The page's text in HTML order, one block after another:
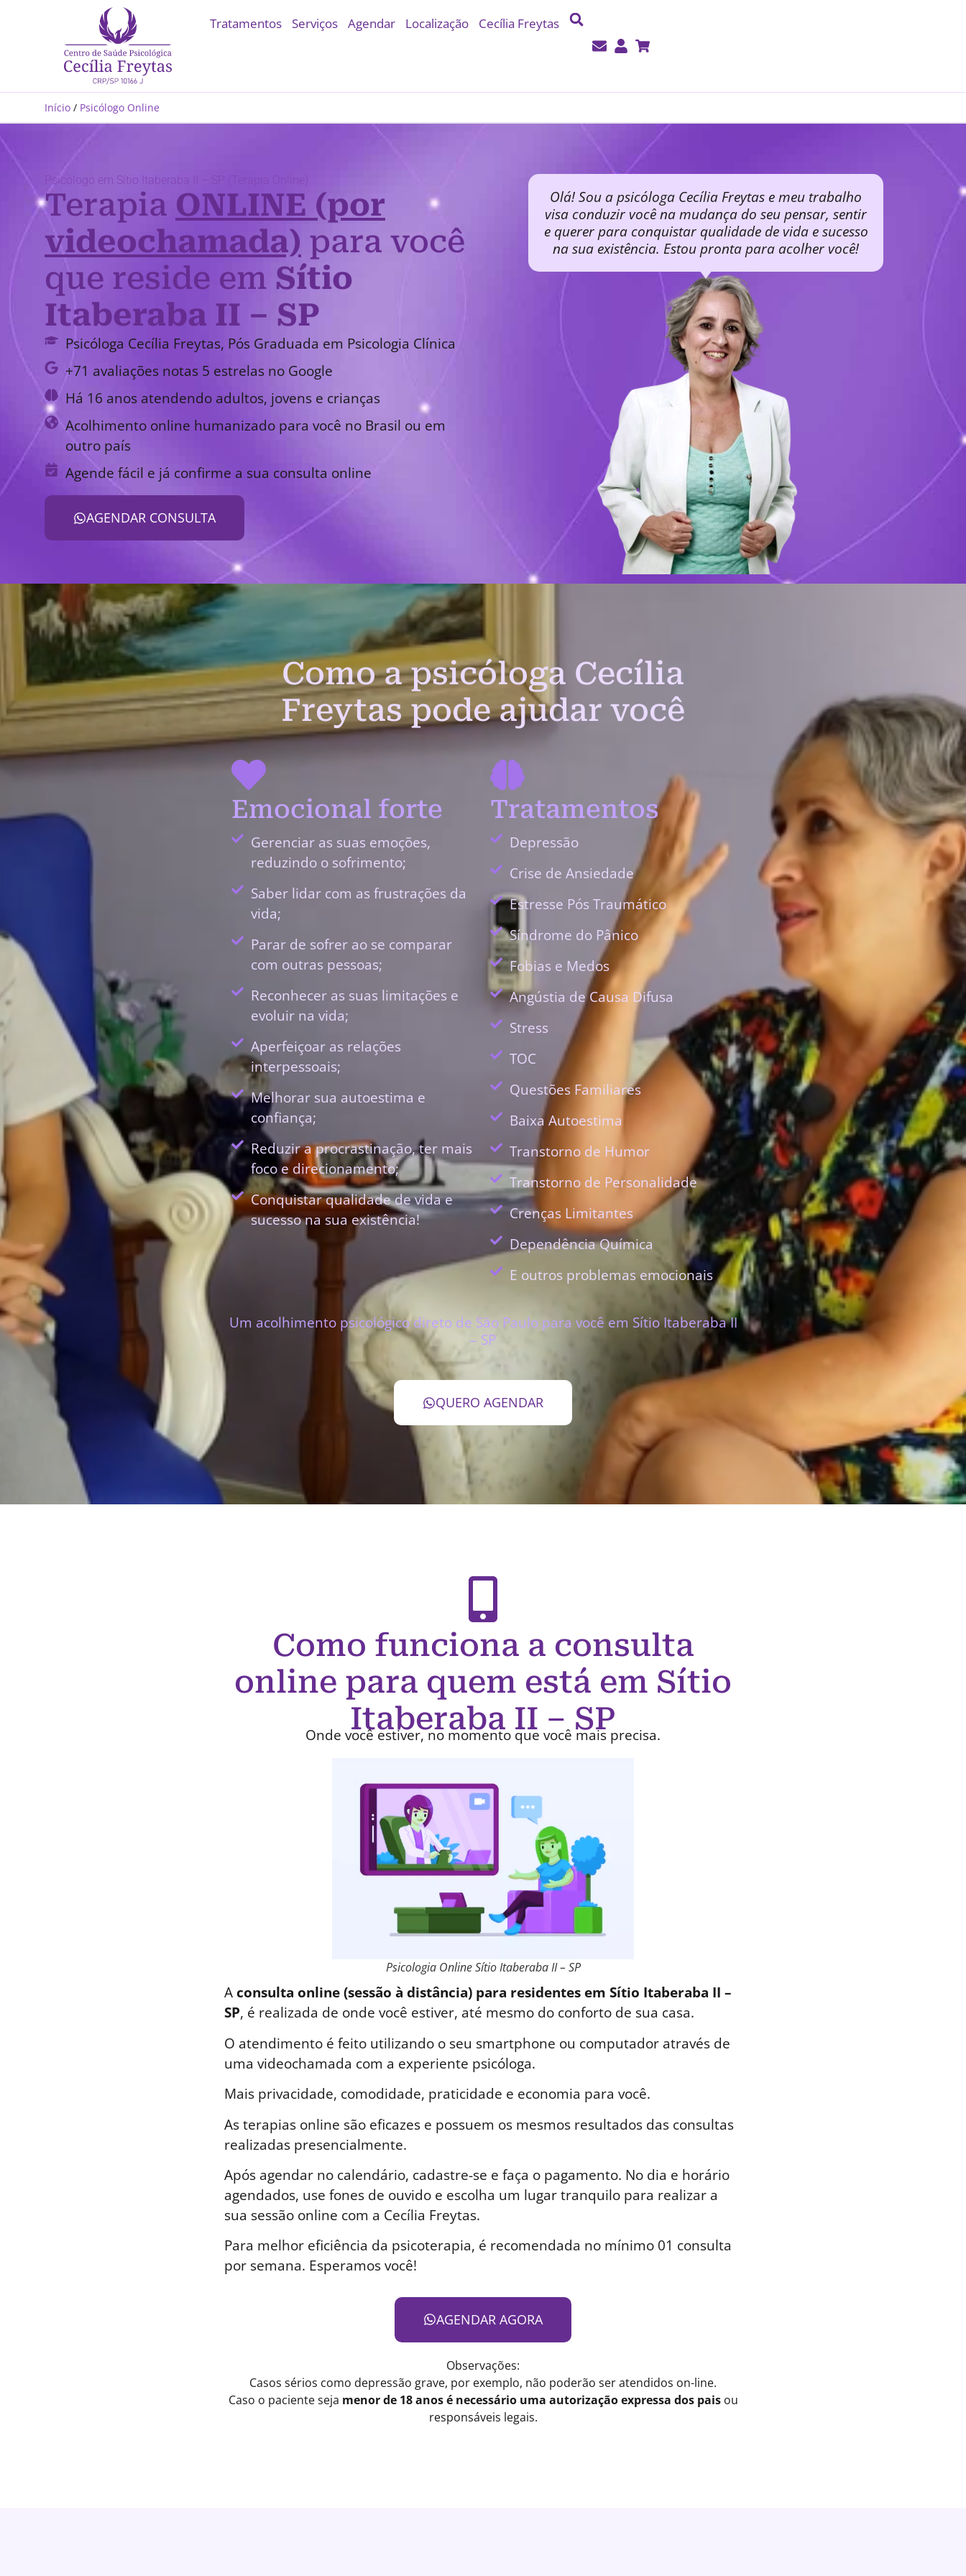
Tratamentos Serviços Agendar Localização Cecília Freytas
Início / Psicólogo Online
Psicólogo em Sítio Itaberaba II – SP (Terapia Online)
Terapia ONLINE (por
videochamada) para você
que reside em Sítio
Itaberaba II – SP
Psicóloga Cecília Freytas, Pós Graduada em Psicologia Clínica
+71 avaliações notas 5 estrelas no Google
Há 16 anos atendendo adultos, jovens e crianças
Acolhimento online humanizado para você no Brasil ou em
outro país
Agende fácil e já confirme a sua consulta online
AGENDAR CONSULTA
Olá! Sou a psicóloga Cecília Freytas e meu trabalho
visa conduzir você na mudança do seu pensar, sentir
e querer para conquistar qualidade de vida e sucesso
na sua existência. Estou pronta para acolher você!
Como a psicóloga Cecília
Freytas pode ajudar você
Emocional forte
Gerenciar as suas emoções,
reduzindo o sofrimento;
Saber lidar com as frustrações da
vida;
Parar de sofrer ao se comparar
com outras pessoas;
Reconhecer as suas limitações e
evoluir na vida;
Aperfeiçoar as relações
interpessoais;
Melhorar sua autoestima e
confiança;
Reduzir a procrastinação, ter mais
foco e direcionamento;
Conquistar qualidade de vida e
sucesso na sua existência!
Tratamentos
Depressão
Crise de Ansiedade
Estresse Pós Traumático
Síndrome do Pânico
Fobias e Medos
Angústia de Causa Difusa
Stress
TOC
Questões Familiares
Baixa Autoestima
Transtorno de Humor
Transtorno de Personalidade
Crenças Limitantes
Dependência Química
E outros problemas emocionais
Um acolhimento psicológico direto de São Paulo para você em Sítio Itaberaba II
– SP
QUERO AGENDAR
Como funciona a consulta
online para quem está em Sítio
Itaberaba II – SP
Onde você estiver, no momento que você mais precisa.
Psicologia Online Sítio Itaberaba II – SP
Aconsulta online (sessão à distância) para residentes em Sítio Itaberaba II –
SP, é realizada de onde você estiver, até mesmo do conforto de sua casa.
O atendimento é feito utilizando o seu smartphone ou computador através de
uma videochamada com a experiente psicóloga.
Mais privacidade, comodidade, praticidade e economia para você.
As terapias online são eficazes e possuem os mesmos resultados das consultas
realizadas presencialmente.
Após agendar no calendário, cadastre-se e faça o pagamento. No dia e horário
agendados, use fones de ouvido e escolha um lugar tranquilo para realizar a
sua sessão online com a Cecília Freytas.
Para melhor eficiência da psicoterapia, é recomendada no mínimo 01 consulta
por semana. Esperamos você!
AGENDAR AGORA
Observações:
Casos sérios como depressão grave, por exemplo, não poderão ser atendidos on-line.
Caso o paciente seja menor de 18 anos é necessário uma autorização expressa dos paisou
responsáveis legais.